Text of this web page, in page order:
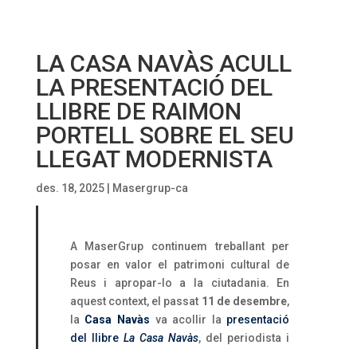
LA CASA NAVÀS ACULL
LA PRESENTACIÓ DEL
LLIBRE DE RAIMON
PORTELL SOBRE EL SEU
LLEGAT MODERNISTA
des. 18, 2025| Masergrup-ca
A MaserGrup continuem treballant per
posar en valor el patrimoni cultural de
Reus i apropar-lo a la ciutadania. En
aquest context, el passat 11 de desembre,
la Casa Navàs va acollir la presentació
del llibre La Casa Navàs, del periodista i